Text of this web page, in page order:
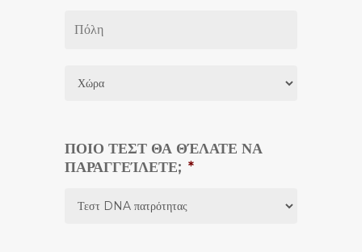
ΠΟΙΟ ΤΕΣΤ ΘΑ ΘΈΛΑΤΕ ΝΑ
ΠΑΡΑΓΓΕΊΛΕΤΕ; *